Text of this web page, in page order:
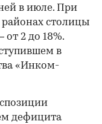
в июле. При
столицы
2 до 18%.
в
«Инком-
дефицита